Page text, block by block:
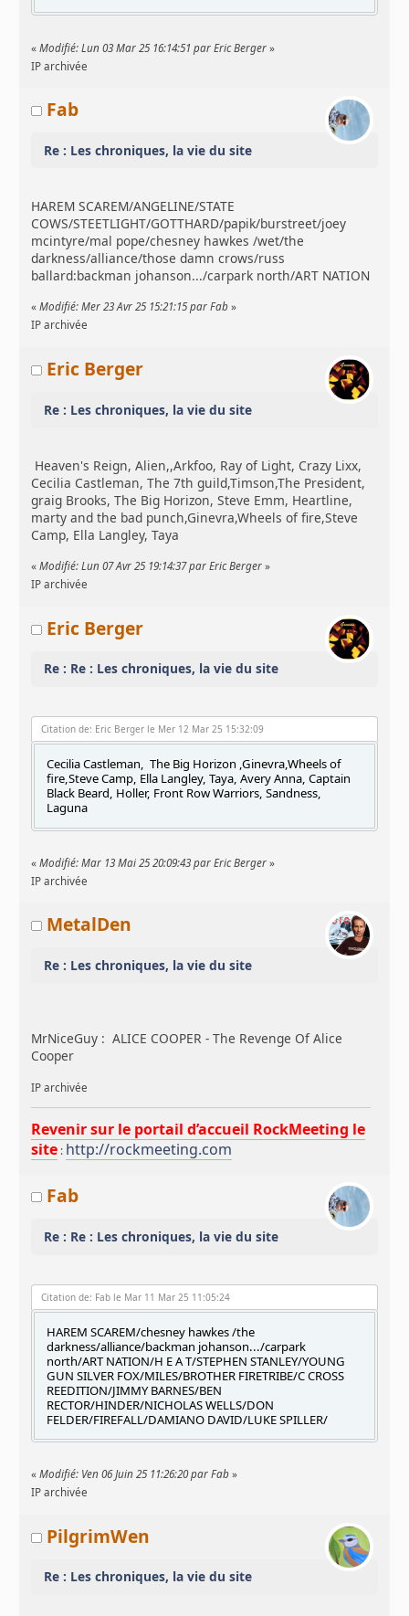
«Modifié: Lun 03 Mar 25 16:14:51 par Eric Berger »
IP archivée
Fab
Re : Les chroniques, la vie du site
HAREM SCAREM/ANGELINE/STATE
COWS/STEETLIGHT/GOTTHARD/papik/burstreet/joey
mcintyre/mal pope/chesney hawkes /wet/the
darkness/alliance/those damn crows/russ
ballard:backman johanson.../carpark north/ART NATION
«Modifié: Mer 23 Avr 25 15:21:15 par Fab »
IP archivée
Eric Berger
Re : Les chroniques, la vie du site
Heaven's Reign, Alien,,Arkfoo, Ray of Light, Crazy Lixx,
Cecilia Castleman, The 7th guild,Timson,The President,
graig Brooks, The Big Horizon, Steve Emm, Heartline,
marty and the bad punch,Ginevra,Wheels of fire,Steve
Camp, Ella Langley, Taya
«Modifié: Lun 07 Avr 25 19:14:37 par Eric Berger »
IP archivée
Eric Berger
Re : Re : Les chroniques, la vie du site
Citation de: Eric Berger le Mer 12 Mar 25 15:32:09
Cecilia Castleman, The Big Horizon ,Ginevra,Wheels of
fire,Steve Camp, Ella Langley, Taya, Avery Anna, Captain
Black Beard, Holler, Front Row Warriors, Sandness,
Laguna
«Modifié: Mar 13 Mai 25 20:09:43 par Eric Berger »
IP archivée
MetalDen
Re : Les chroniques, la vie du site
MrNiceGuy : ALICE COOPER - The Revenge Of Alice
Cooper
IP archivée
Revenir sur le portail d’accueil RockMeeting le
site : http://rockmeeting.com
Fab
Re : Re : Les chroniques, la vie du site
Citation de: Fab le Mar 11 Mar 25 11:05:24
HAREM SCAREM/chesney hawkes /the
darkness/alliance/backman johanson.../carpark
north/ART NATION/H E A T/STEPHEN STANLEY/YOUNG
GUN SILVER FOX/MILES/BROTHER FIRETRIBE/C CROSS
REEDITION/JIMMY BARNES/BEN
RECTOR/HINDER/NICHOLAS WELLS/DON
FELDER/FIREFALL/DAMIANO DAVID/LUKE SPILLER/
«Modifié: Ven 06 Juin 25 11:26:20 par Fab »
IP archivée
PilgrimWen
Re : Les chroniques, la vie du site